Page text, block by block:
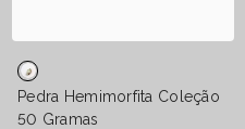
Pedra Hemimorfita Coleção
50 Gramas